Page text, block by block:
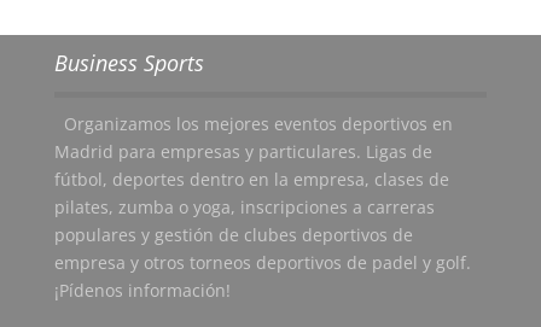
Business Sports
Organizamos los mejores eventos deportivos en
Madrid para empresas y particulares. Ligas de
fútbol, deportes dentro en la empresa, clases de
pilates, zumba o yoga, inscripciones a carreras
populares y gestión de clubes deportivos de
empresa y otros torneos deportivos de padel y golf.
¡Pídenos información!